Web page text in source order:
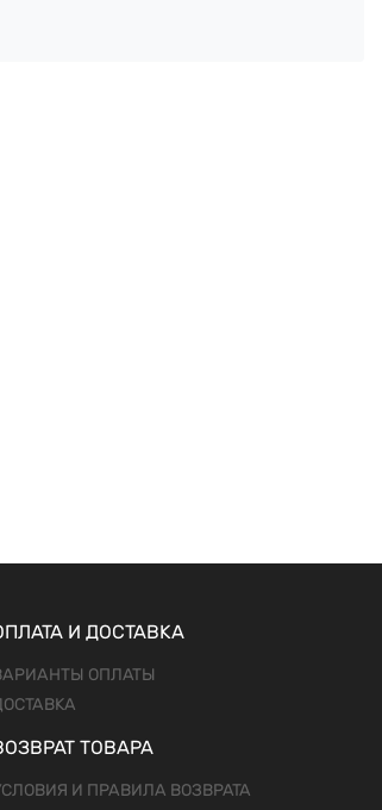
И ДОСТАВКА
ОПЛАТЫ
ТОВАРА
И ПРАВИЛА ВОЗВРАТА